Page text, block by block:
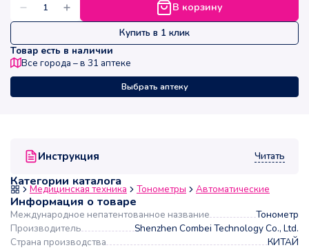
Инструкция Читать
Категории каталога
Медицинская техника Тонометры Автоматические
Информация о товаре
Международное непатентованное название
Тонометр
Производитель
Shenzhen Combei Technology Co., Ltd.
Страна производства
КИТАЙ
В корзину
Купить в 1 клик
Товар есть в наличии
Все города – в 31 аптеке
Выбрать аптеку